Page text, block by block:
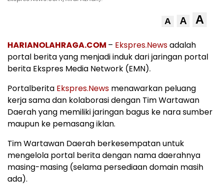
A A A
HARIANOLAHRAGA.COM – Ekspres.Newsadalah
portal berita yang menjadi induk dari jaringan portal
berita Ekspres Media Network (EMN).
Portalberita Ekspres.News menawarkan peluang
kerja sama dan kolaborasi dengan Tim Wartawan
Daerah yang memiliki jaringan bagus ke nara sumber
maupun ke pemasang iklan.
Tim Wartawan Daerah berkesempatan untuk
mengelola portal berita dengan nama daerahnya
masing-masing (selama persediaan domain masih
ada).